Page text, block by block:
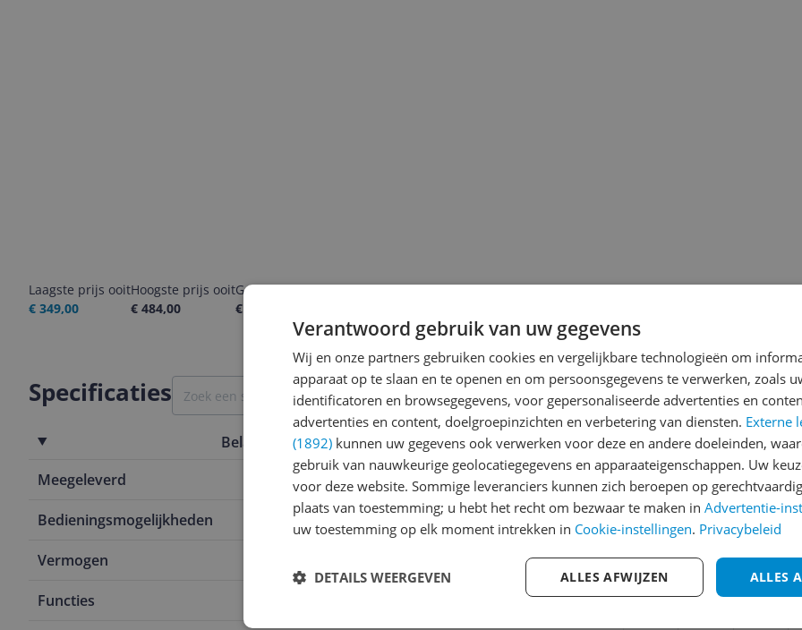
Laagste prijs ooit
€ 349,00
Hoogste prijs ooit
€ 484,00
Goedkoopste nu
€ 484,00
Laatste prijsupdate
Specificaties
Belangrijkste kenmerken
Meegeleverd
Kneedhaak
Bedieningsmogelijkheden Automatisch
Vermogen
Functies
Reviews
Er zijn nog geen
Heb jij dit product in bezit
met het schrijven van je
een review gemiddeld
andere bezoekers een
€250,-! Klik hier voor de
Cijfer
Verantwoord gebruik van uw gegevens
Wij en onze partners gebruiken cookies en vergelijkbare technologieën om
apparaat op te slaan en te openen en om persoonsgegevens te verwerken, zoals
identificatoren en browsegegevens, voor gepersonaliseerde advertenties en
advertenties en content, doelgroepinzichten en verbetering van diensten. Externe
(1892) kunnen uw gegevens ook verwerken voor deze en andere doeleinden,
gebruik van nauwkeurige geolocatiegegevens en apparaateigenschappen. Uw
voor deze website. Sommige leveranciers kunnen zich beroepen op
plaats van toestemming; u hebt het recht om bezwaar te maken in Advertentie-
uw toestemming op elk moment intrekken in Cookie-instellingen. Privacybeleid
ALLES
ALLES AFWIJZEN
DETAILS WEERGEVEN